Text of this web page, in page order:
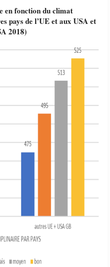
en fonction du climat
pays de l’UE et aux USA et
2018)